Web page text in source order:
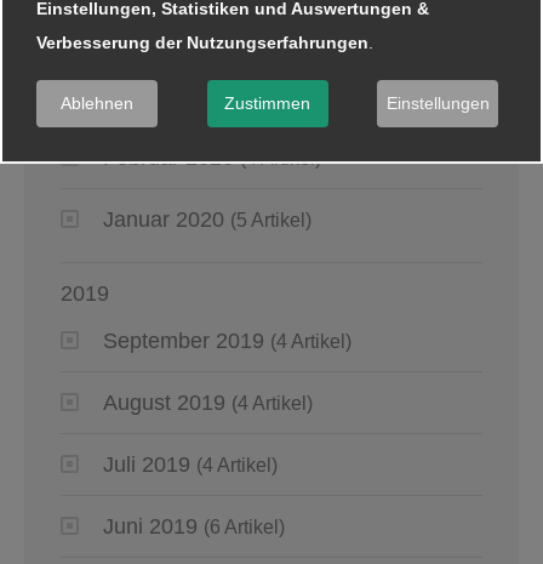
April 2020 (6 Artikel)
März 2020 (8 Artikel)
Februar 2020 (4 Artikel)
Januar 2020 (5 Artikel)
2019
September 2019 (4 Artikel)
August 2019 (4 Artikel)
Juli 2019 (4 Artikel)
Juni 2019 (6 Artikel)
Einstellungen, Statistiken und Auswertungen &
Verbesserung der Nutzungserfahrungen
Ablehnen Zustimmen Einstellungen